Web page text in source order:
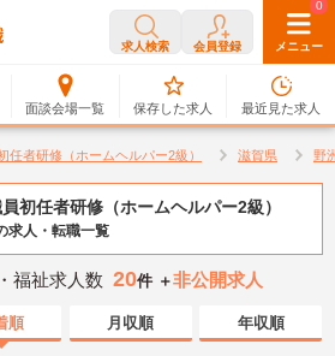
求人検索 会員登録 メニュー
面談会場一覧
0
保存した求人
0
最近見た求人
任者研修（ホームヘルパー2級） 滋賀県 野
初任者研修（ホームヘルパー2級）
求人・転職一覧
福祉求人数 20件 ＋非公開求人
順 月収順 年収順